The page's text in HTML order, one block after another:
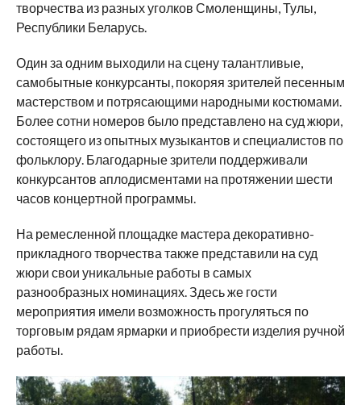
творчества из разных уголков Смоленщины, Тулы,
Республики Беларусь.
Один за одним выходили на сцену талантливые,
самобытные конкурсанты, покоряя зрителей песенным
мастерством и потрясающими народными костюмами.
Более сотни номеров было представлено на суд жюри,
состоящего из опытных музыкантов и специалистов по
фольклору. Благодарные зрители поддерживали
конкурсантов аплодисментами на протяжении шести
часов концертной программы.
На ремесленной площадке мастера декоративно-
прикладного творчества также представили на суд
жюри свои уникальные работы в самых
разнообразных номинациях. Здесь же гости
мероприятия имели возможность прогуляться по
торговым рядам ярмарки и приобрести изделия ручной
работы.